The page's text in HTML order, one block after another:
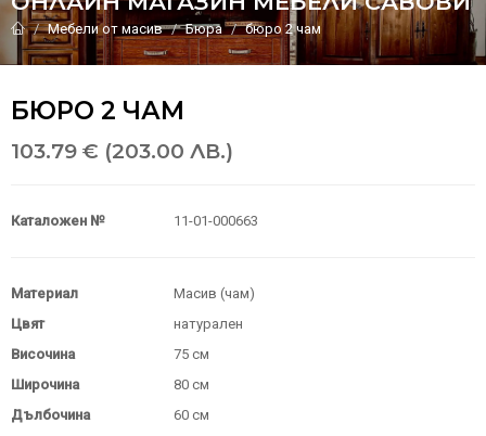
Мебели от масив Бюра бюро 2 чам
БЮРО 2 ЧАМ
103.79 € (203.00 ЛВ.)
Каталожен № 11-01-000663
Материал
Масив (чам)
Цвят
натурален
Височина
75 см
Широчина
80 см
Дълбочина
60 см